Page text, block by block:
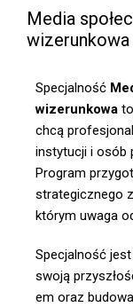
Media
wizerunkowa
Specjalność
wizerunkowa
chcą
instytucji i osób
Program
strategicznego
którym uwaga
Specjalność
swoją
em oraz